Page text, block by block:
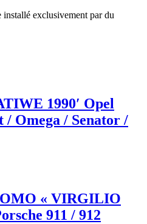
installé exclusivement par du
1990′ Opel
/ Omega / Senator /
« VIRGILIO
911 / 912